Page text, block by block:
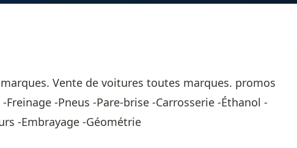
Vente de voitures toutes marques. promos
-Pneus -Pare-brise -Carrosserie -Éthanol -
-Embrayage -Géométrie